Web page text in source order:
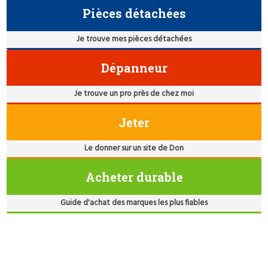
Pièces détachées
Je trouve mes pièces détachées
Dépanneur
Je trouve un pro près de chez moi
Jeter
Le donner sur un site de Don
Acheter durable
Guide d'achat des marques les plus fiables